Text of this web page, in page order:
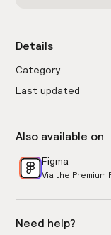
Details
Category
Last updated
Also available on
Figma
Via the Premium
Need help?